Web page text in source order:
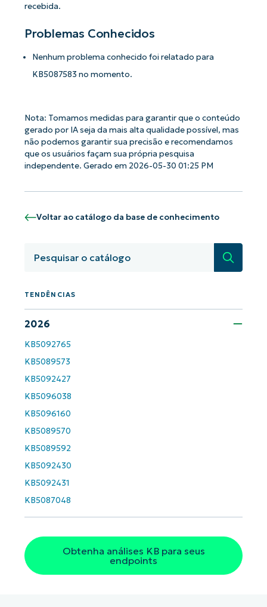
recebida.
Problemas Conhecidos
Nenhum problema conhecido foi relatado para
KB5087583 no momento.
Nota: Tomamos medidas para garantir que o conteúdo
gerado por IA seja da mais alta qualidade possível, mas
não podemos garantir sua precisão e recomendamos
que os usuários façam sua própria pesquisa
independente. Gerado em 2026-05-30 01:25 PM
Voltar ao catálogo da base de conhecimento
TENDÊNCIAS
2026
KB5092765
KB5089573
KB5092427
KB5096038
KB5096160
KB5089570
KB5089592
KB5092430
KB5092431
KB5087048
Obtenha análises KB para seus
endpoints
Comece a usar as análises de KB
orientadas por IA do NinjaOne!
First
last
name*
Phone
number*
name*